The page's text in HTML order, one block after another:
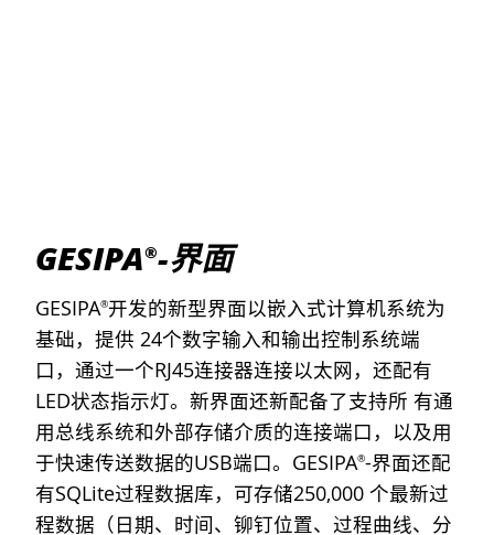
GESIPA®-界面
GESIPA®开发的新型界面以嵌入式计算机系统为
基础，提供 24个数字输入和输出控制系统端
口，通过一个RJ45连接器连接以太网，还配有
LED状态指示灯。新界面还新配备了支持所 有通
用总线系统和外部存储介质的连接端口，以及用
于快速传送数据的USB端口。GESIPA®-界面还配
有SQLite过程数据库，可存储250,000 个最新过
程数据（日期、时间、铆钉位置、过程曲线、分